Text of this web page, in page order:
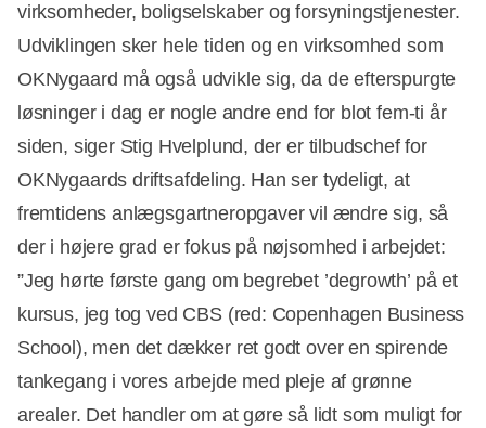
virksomheder, boligselskaber og forsyningstjenester.
Udviklingen sker hele tiden og en virksomhed som
OKNygaard må også udvikle sig, da de efterspurgte
løsninger i dag er nogle andre end for blot fem-ti år
siden, siger Stig Hvelplund, der er tilbudschef for
OKNygaards driftsafdeling. Han ser tydeligt, at
fremtidens anlægsgartneropgaver vil ændre sig, så
der i højere grad er fokus på nøjsomhed i arbejdet:
”Jeg hørte første gang om begrebet ’degrowth’ på et
kursus, jeg tog ved CBS (red: Copenhagen Business
School), men det dækker ret godt over en spirende
tankegang i vores arbejde med pleje af grønne
arealer. Det handler om at gøre så lidt som muligt for